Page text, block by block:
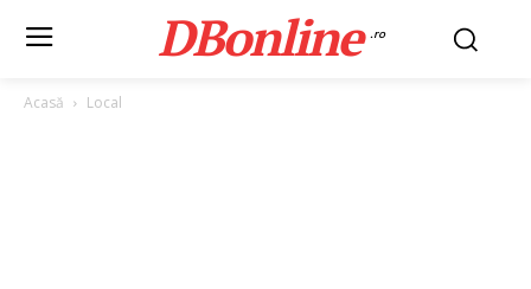
DBonline .ro
Acasă Local